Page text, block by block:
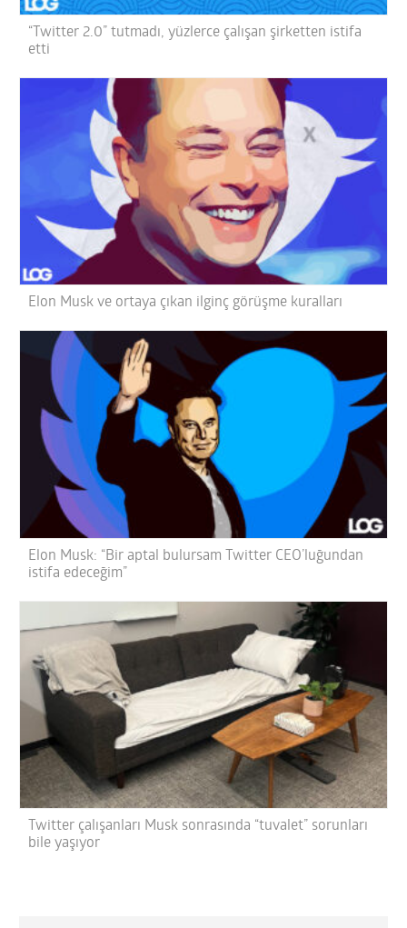
“Twitter 2.0” tutmadı, yüzlerce çalışan şirketten istifa
etti
Elon Musk ve ortaya çıkan ilginç görüşme kuralları
Elon Musk: “Bir aptal bulursam Twitter CEO’luğundan
istifa edeceğim”
Twitter çalışanları Musk sonrasında “tuvalet” sorunları
bile yaşıyor